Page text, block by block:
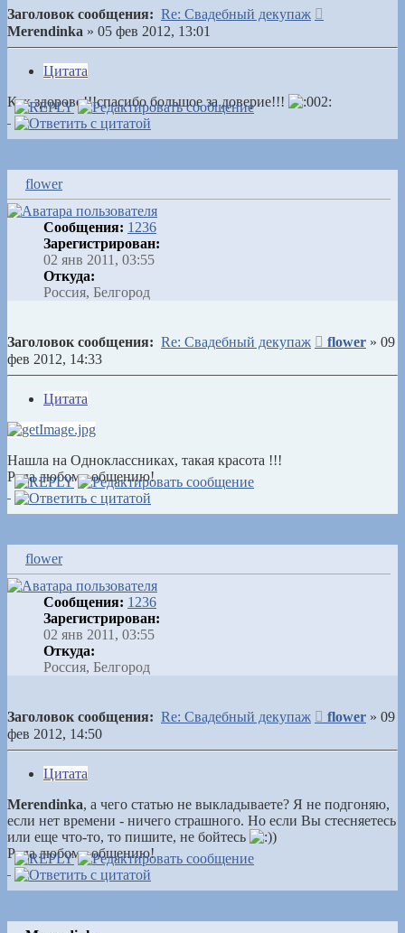
Заголовок сообщения: Re: Свадебный декупаж
Merendinka » 05 фев 2012, 13:01
Цитата
Как здорово!!!спасибо большое за доверие!!!
flower
Сообщения: 1236
Зарегистрирован:
02 янв 2011, 03:55
Откуда:
Россия, Белгород
Заголовок сообщения: Re: Свадебный декупаж Сообщение
flower » 09
фев 2012, 14:33
Цитата
Нашла на Одноклассниках, такая красота !!!
Рада любому общению!
flower
Сообщения: 1236
Зарегистрирован:
02 янв 2011, 03:55
Откуда:
Россия, Белгород
Заголовок сообщения: Re: Свадебный декупаж Сообщение
flower » 09
фев 2012, 14:50
Цитата
Merendinka, а чего статью не выкладываете? Я не подгоняю,
если нет времени - ничего страшного. Но если Вы стесняетесь
или еще что-то, то пишите, не бойтесь
)
Рада любому общению!